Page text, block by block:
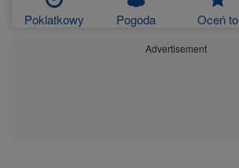
Poklatkowy Pogoda Oceń to
Advertisement